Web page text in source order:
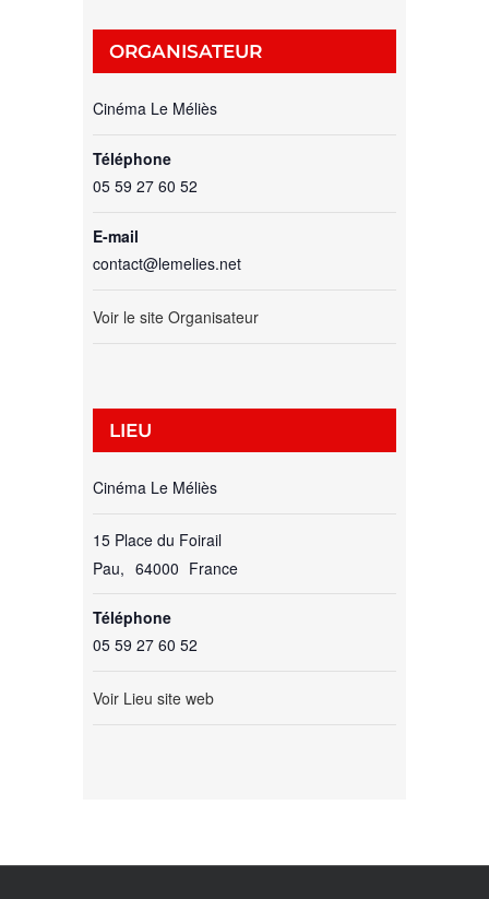
LIEU
Cinéma Le Méliès
15 Place du Foirail
Pau, 64000 France
Téléphone
05 59 27 60 52
Voir Lieu site web
ORGANISATEUR
Cinéma Le Méliès
Téléphone
05 59 27 60 52
E-mail
contact@lemelies.net
Voir le site Organisateur